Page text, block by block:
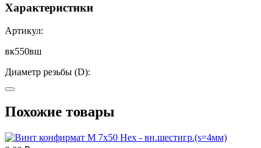
Характеристики
Артикул:
вк550вш
Диаметр резьбы (D):
5
Длина (L):?
50
Похожие товары